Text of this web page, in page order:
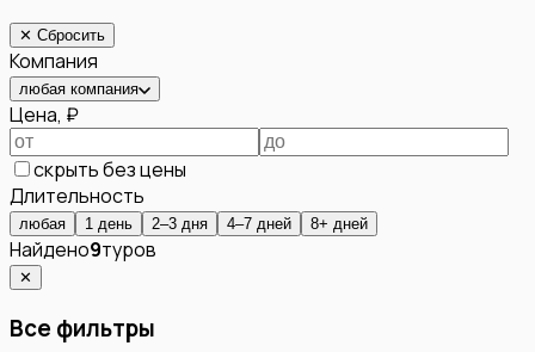
✕ Сбросить
Компания
любая компания
Цена, ₽
скрыть без цены
Длительность
любая 1 день 2–3 дня 4–7 дней 8+ дней
Найдено9туров
✕
Все фильтры